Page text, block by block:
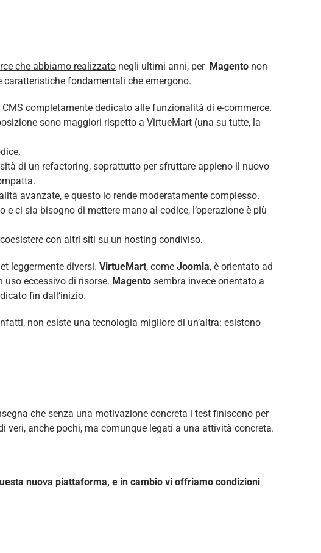
che abbiamo realizzato negli ultimi anni, per Magento non
fondamentali che emergono.
completamente dedicato alle funzionalità di e-commerce.
sono maggiori rispetto a VirtueMart (una su tutte, la
di un refactoring, soprattutto per sfruttare appieno il nuovo
avanzate, e questo lo rende moderatamente complesso.
ci sia bisogno di mettere mano al codice, l’operazione è più
con altri siti su un hosting condiviso.
leggermente diversi. VirtueMart, come Joomla, è orientato ad
eccessivo di risorse. Magento sembra invece orientato a
fin dall’inizio.
non esiste una tecnologia migliore di un’altra: esistono
che senza una motivazione concreta i test finiscono per
veri, anche pochi, ma comunque legati a una attività concreta.
nuova piattaforma, e in cambio vi offriamo condizioni